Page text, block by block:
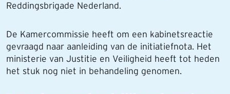
Reddingsbrigade Nederland.
De Kamercommissie heeft om een kabinetsreactie
gevraagd naar aanleiding van de initiatiefnota. Het
ministerie van Justitie en Veiligheid heeft tot heden
het stuk nog niet in behandeling genomen.